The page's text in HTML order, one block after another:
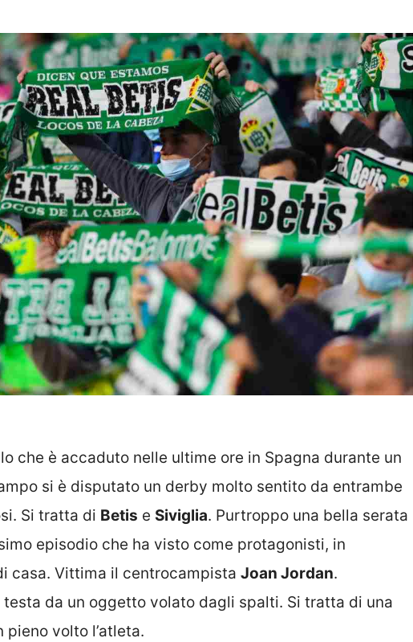
che è accaduto nelle ultime ore in Spagna durante un
si è disputato un derby molto sentito da entrambe
Si tratta di Betis e Siviglia. Purtroppo una bella serata
episodio che ha visto come protagonisti, in
casa. Vittima il centrocampista Joan Jordan.
da un oggetto volato dagli spalti. Si tratta di una
volto l’atleta.